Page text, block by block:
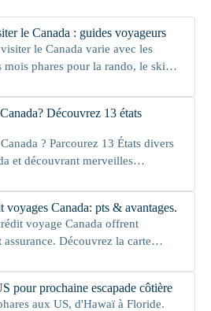
le Canada : guides voyageurs
le Canada varie avec les
mois phares pour la rando, le ski,
à petit budget.
Découvrez 13 états
? Parcourez 13 États divers
et découvrant merveilles
unique.
voyages Canada: pts & avantages.
voyage Canada offrent
assurance. Découvrez la carte
voyage.
pour prochaine escapade côtière
aux US, d'Hawaï à Floride.